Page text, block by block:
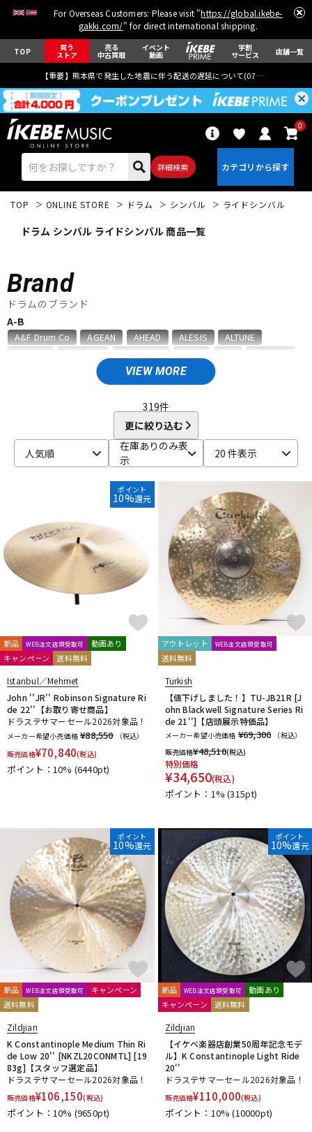
For Overseas Customers: Please visit "https://global.ikebe-
gakki.com/" for direct international shipping.
TOP 買う
ストア
売る
中古買取
イベント
動画
学割
サービス 店舗一覧
【重要】熊本県で発生した地震に伴う配送の遅延について(07月29日
詳細検索
0
エレキギター
ベース ウクレレ
パーカッション
その他楽器
アンプ エフェクター
DTM
DTM オンライン納品 レコーディング機器
配信/ライブ機器
中古 ヴィンテージ
TOP ONLINE STORE ドラム シンバル ライドシンバル
ドラム シンバル ライドシンバル 商品一覧
Brand
ドラムのブランド
VIEW MORE
A-B
A&F Drum Co AGEAN AHEAD ALESIS
ALTUNE
basiner BASS DRUM O's
Beato
BIG FAT SNARE DRUM
BONNEY DRUM JAPAN
Brush Fire
CANOPUS COO design Craig Lauritsen
Craviotto
CYMBAG
CYMPAD Daiking Corporation
DANMAR
Drum Gym
Drummers Base
DRUMMERS TOP TEAM Dunnett dw
ECO MUSIC Ellis Cymbal ELLIS ISLAND emjmod
EVANS
Evetts Drum Company
fibes Flix
Funch Cymbals
GATOR
Gibraltar GORILLA SNOT GOSTRAY
GRETSCH
GrooveTech Tools
Grover Pro Percussion GRUV-X
HUDSON MUSIC
Ikebe Original
Inami Custom Drums
INDe
Innovative Percussion
Istanbul
Istanbul／Agop
Istanbul／Mehmet
JOE MONTINERI
JOHNNY RABB DRUMSTICKS
Kentville Drums
KEPLINGER DRUMS Kick Block
Kikutani
kitano
KORG KUPPMEN
L-N
LOS CABOS
Masterwork
MATT BETTIS
MAXTONE MEDELI MEINL
MUSIC NOMAD
MUSIC WORKS NATAL
Negi Drums
Nord（CLAVIA）
OCDP OFFWORLD Percussion ONETONE
oruga
Overtone Labs
PACKEN Pad Corporation
PAiSTe
pdp by DW
Pearl PLAYWOOD PORK PIE
PREMiER
Pro Logix
Pro-mark PROMUCO
Protection Racket
puresound percussion
R-S
Regal Tip REMO Reunion Blues
Revolution Drum
riddim
RimRiser Ring-O Robokey
ROC-N-SOC
Rogers
ROHEMA Roland R-TOM SABIAN
Safe Ears
SAKAE DRUMS
SAKAE OSAKA HERITAGE
Schlagwerk Percussion
SJC Custom Drums
SKB
SlapKlatz
SONOR SPINBAL
SPIZZICHINO
Super Light
T-Z
TACKLE INSTRUMENT
TAMBURO
TARA:NOME products
T-Cymbals TECHRA
The Hand
Tight Screw
TOSCO Trick drums Turkish
UFIP
VATER
VIC FIRTH VOX
WAMBOOKA
319件
更に絞り込む
人気順
在庫ありのみ表
示
20 件表示
ポイント
10%還元
新品 WEB注文店頭受取可
動画あり
キャンペーン
送料無料
Istanbul／Mehmet
John ''JR'' Robinson Signature Ri
de 22''【お取り寄せ商品】
ドラステサマーセール2026対象品！
メーカー希望小売価格 ¥88,550
（税込）
販売価格¥70,840(税込)
ポイント：10% (6440pt)
アウトレット WEB注文店頭受取可
送料無料
Turkish
【値下げしました！】TU-JB21R [J
ohn Blackwell Signature Series Ri
de 21'']【店頭展示特価品】
メーカー希望小売価格 ¥69,300
（税込）
販売価格¥48,510(税込)
特別価格
¥34,650(税込)
ポイント：1%(315pt)
ポイント
10%還元
新品 WEB注文店頭受取可
キャンペーン
送料無料
Zildjian
K Constantinople Medium Thin Ri
de Low 20'' [NKZL20CONMTL] [19
83g]【スタッフ選定品】
ドラステサマーセール2026対象品！
販売価格¥106,150(税込)
ポイント：10% (9650pt)
ポイント
10%還元
新品 WEB注文店頭受取可
動画あり
キャンペーン
送料無料
Zildjian
【イケベ楽器店創業50周年記念モデ
ル】K Constantinople Light Ride
20''
ドラステサマーセール2026対象品！
販売価格¥110,000(税込)
ポイント：10%(10000pt)